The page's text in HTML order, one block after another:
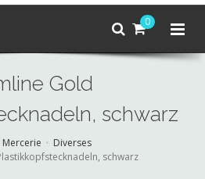
0
Gold
schwarz
Mercerie
Diverses
schwarz